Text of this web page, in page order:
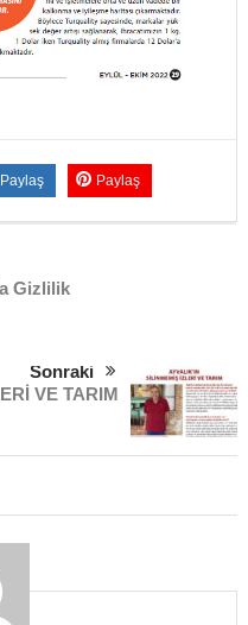
Paylaş Paylaş
Gizlilik
Sonraki
VE TARIM